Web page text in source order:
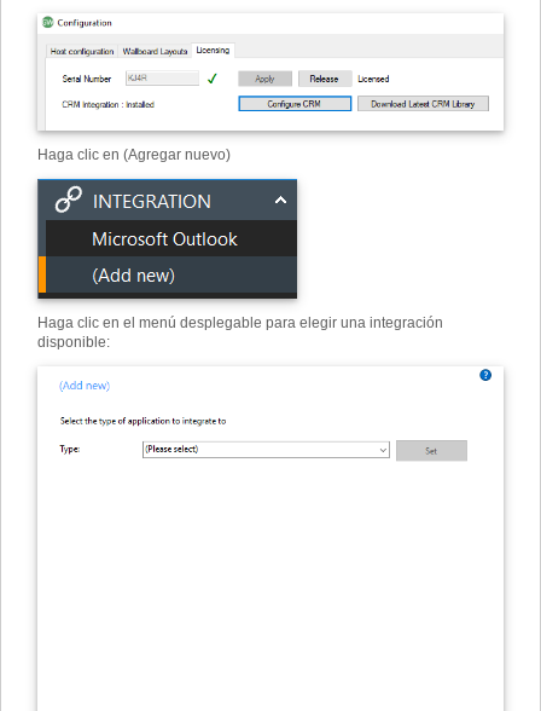
Haga clic en (Agregar nuevo)
Haga clic en el menú desplegable para elegir una integración
disponible: